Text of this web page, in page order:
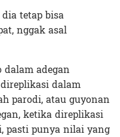
tetap bisa
nggak asal
adegan
dalam
parodi, atau guyonan
ketika direplikasi
pasti punya nilai yang